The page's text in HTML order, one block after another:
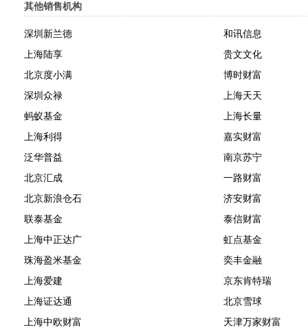
其他销售机构
深圳新兰德
和讯信息
上海陆享
贵文文化
北京度小满
博时财富
深圳众禄
上海天天
蚂蚁基金
上海长量
上海利得
嘉实财富
泛华普益
南京苏宁
北京汇成
一路财富
北京新浪仓石
济安财富
联泰基金
泰信财富
上海中正达广
虹点基金
珠海盈米基金
奕丰金融
上海爱建
京东肯特瑞
上海证达通
北京雪球
上海中欧财富
天津万家财富